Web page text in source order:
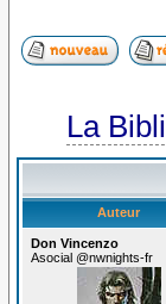
La
Auteur
Don Vincenzo
Asocial @nwnights-fr